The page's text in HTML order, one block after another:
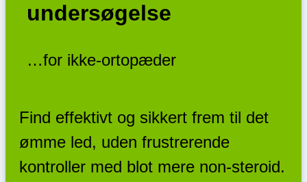
undersøgelse
…for ikke-ortopæder
Find effektivt og sikkert frem til det
ømme led, uden frustrerende
kontroller med blot mere non-steroid.